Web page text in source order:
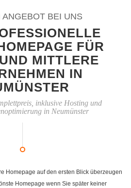
ANGEBOT BEI UNS
FÜR
MITTLERE
IN
inklusive Hosting und
in Neumünster
Homepage auf den ersten Blick überzeugen
Homepage wenn Sie später keiner